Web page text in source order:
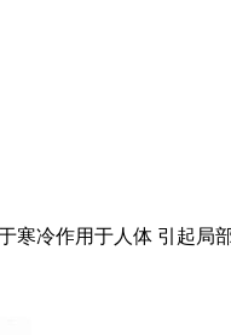
寒冷作用于人体 引起